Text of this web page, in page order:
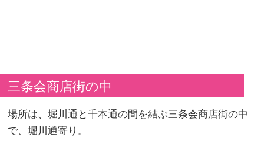
三条会商店街の中
場所は、堀川通と千本通の間を結ぶ三条会商店街の中
で、堀川通寄り。